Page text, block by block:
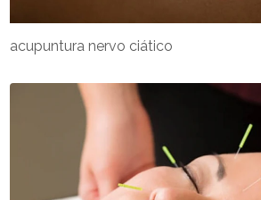
acupuntura nervo ciático